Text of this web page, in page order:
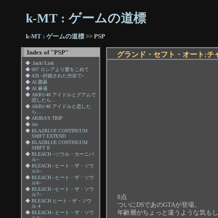
k-MT : ゲームの道標
k-MT : ゲームの道標>> PSP
Index of "PSP"
◆ .hack//Link
◆ 007 ロシアより愛をこめて
◆ 428 ~封鎖された渋谷で~
◆ AI 囲碁
◆ AI 麻雀
◆ AKB1/48 アイドルとグアムで
恋したら…
◆ AKB1/48 アイドルと恋した
ら…
◆ AKIBA'S TRIP
◆ Air
◆ BLAZBLUE CONTINUUM
SHIFT EXTEND
◆ BLAZBLUE CONTINUUM
SHIFT II
◆ BLEACH ~ソウル・カーニバ
ル~
◆ BLEACH ~ヒート・ザ・ソウ
ル5~
◆ BLEACH ~ヒート・ザ・ソウ
ル6~
◆ BLEACH ~ヒート・ザ・ソウ
ル7~
◆ BLEACH ヒート・ザ・ソウ
ル 4
◆ BLEACH~ ヒート・ザ・ソウ
グランド・セフト・オート:チ
8点
ついにDSであのGTAが登場。
年齢層がちょっと違うような気も